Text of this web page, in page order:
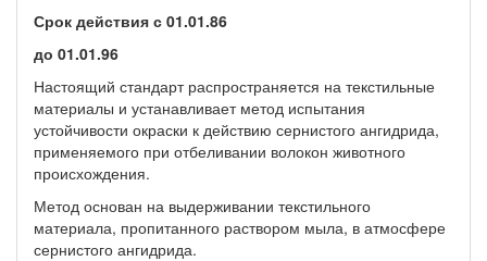
Срок действия с 01.01.86
до 01.01.96
Настоящий стандарт распространяется на текстильные
мате­риалы и устанавливает метод испытания
устойчивости окраски к действию сернистого ангидрида,
применяемого при отбеливании волокон животного
происхождения.
Метод основан на выдерживании текстильного
материала, про­питанного раствором мыла, в атмосфере
сернистого ангидрида.